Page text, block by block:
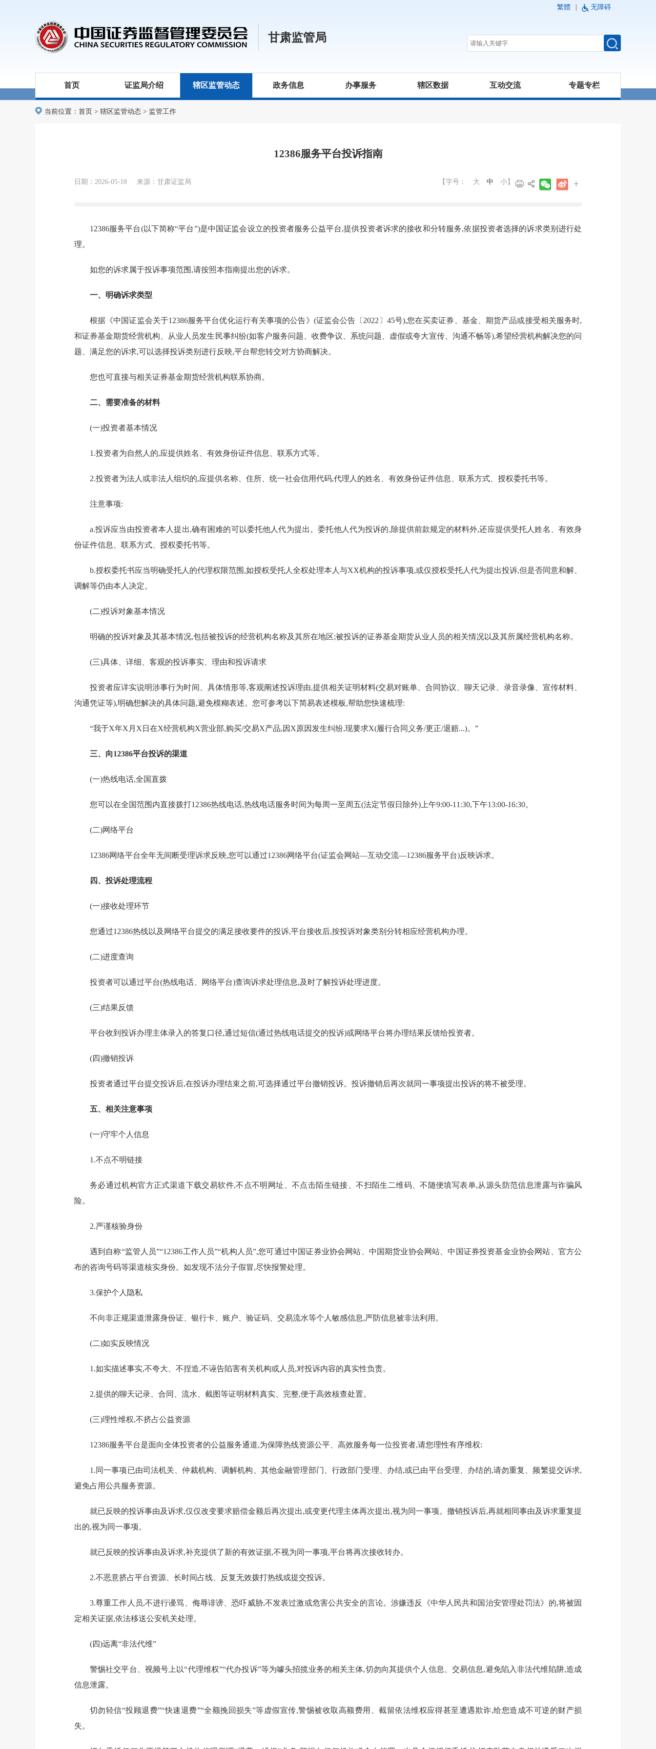
繁體 无障碍
甘肃监管局
首页 证监局介绍 辖区监管动态 政务信息 办事服务 辖区数据 互动交流 专题专栏
当前位置： 首页 > 辖区监管动态 > 监管工作
12386服务平台投诉指南
日期：2026-05-18 来源：甘肃证监局 【字号： 大 中 小 】
12386服务平台(以下简称“平台”)是中国证监会设立的投资者服务公益平台,提供投资者诉求的接收和分转服务,依据投资者选择的诉求类别进行处
理。
如您的诉求属于投诉事项范围,请按照本指南提出您的诉求。
一、明确诉求类型
根据 《中国证监会关于12386服务平台优化运行有关事项的公告》 (证监会公告 〔2022 〕 45号),您在买卖证券、基金、期货产品或接受相关服务时,
和证券基金期货经营机构、从业人员发生民事纠纷(如客户服务问题、收费争议、 系统问题、 虚假或夸大宣传、 沟通不畅等),希望经营机构解决您的问
题、满足您的诉求,可以选择投诉类别进行反映,平台帮您转交对方协商解决。
您也可直接与相关证券基金期货经营机构联系协商。
二、需要准备的材料
(一)投资者基本情况
1.投资者为自然人的,应提供姓名、有效身份证件信息、联系方式等。
2.投资者为法人或非法人组织的,应提供名称、住所、统一社会信用代码,代理人的姓名、有效身份证件信息、联系方式、授权委托书等。
注意事项:
a.投诉应当由投资者本人提出,确有困难的可以委托他人代为提出。委托他人代为投诉的,除提供前款规定的材料外,还应提供受托人姓名、有效身
份证件信息、联系方式、授权委托书等。
b.授权委托书应当明确受托人的代理权限范围,如授权受托人全权处理本人与XX机构的投诉事项,或仅授权受托人代为提出投诉,但是否同意和解、
调解等仍由本人决定。
(二)投诉对象基本情况
明确的投诉对象及其基本情况,包括被投诉的经营机构名称及其所在地区;被投诉的证券基金期货从业人员的相关情况以及其所属经营机构名称。
(三)具体、详细、客观的投诉事实、理由和投诉请求
投资者应详实说明涉事行为时间、具体情形等,客观阐述投诉理由,提供相关证明材料(交易对账单、合同协议、聊天记录、录音录像、宣传材料、
沟通凭证等),明确想解决的具体问题,避免模糊表述。 您可参考以下简易表述模板,帮助您快速梳理:
“我于X年X月 X日在X经营机构X营业部,购买/交易X产品,因X原因发生纠纷,现要求X(履行合同义务/更正/退赔...)。 ”
三、向12386平台投诉的渠道
(一)热线电话,全国直拨
您可以在全国范围内直接拨打12386热线电话,热线电话服务时间为每周一至周五(法定节假日除外)上午9:00-11:30,下午13:00-16:30。
(二)网络平台
12386网络平台全年无间断受理诉求反映,您可以通过12386网络平台(证监会网站—互动交流—12386服务平台)反映诉求。
四、投诉处理流程
(一)接收处理环节
您通过12386热线以及网络平台提交的满足接收要件的投诉,平台接收后,按投诉对象类别分转相应经营机构办理。
(二)进度查询
投资者可以通过平台(热线电话、网络平台)查询诉求处理信息,及时了解投诉处理进度。
(三)结果反馈
平台收到投诉办理主体录入的答复口径,通过短信(通过热线电话提交的投诉)或网络平台将办理结果反馈给投资者。
(四)撤销投诉
投资者通过平台提交投诉后,在投诉办理结束之前,可选择通过平台撤销投诉。 投诉撤销后再次就同一事项提出投诉的将不被受理。
五、相关注意事项
(一)守牢个人信息
1.不点不明链接
务必通过机构官方正式渠道下载交易软件,不点不明网址、不点击陌生链接、不扫陌生二维码、不随便填写表单,从源头防范信息泄露与诈骗风
险。
2.严谨核验身份
遇到自称“监管人员”“12386工作人员”“机构人员”,您可通过中国证券业协会网站、中国期货业协会网站、中国证券投资基金业协会网站、官方公
布的咨询号码等渠道核实身份。如发现不法分子假冒,尽快报警处理。
3.保护个人隐私
不向非正规渠道泄露身份证、银行卡、账户、验证码、交易流水等个人敏感信息,严防信息被非法利用。
(二)如实反映情况
1.如实描述事实,不夸大、不捏造,不诬告陷害有关机构或人员,对投诉内容的真实性负责。
2.提供的聊天记录、合同、流水、截图等证明材料真实、完整,便于高效核查处置。
(三)理性维权,不挤占公益资源
12386服务平台是面向全体投资者的公益服务通道,为保障热线资源公平、高效服务每一位投资者,请您理性有序维权:
1.同一事项已由司法机关、仲裁机构、调解机构、其他金融管理部门、行政部门受理、办结,或已由平台受理、办结的,请勿重复、频繁提交诉求,
避免占用公共服务资源。
就已反映的投诉事由及诉求,仅仅改变要求赔偿金额后再次提出,或变更代理主体再次提出,视为同一事项。撤销投诉后,再就相同事由及诉求重复提
出的,视为同一事项。
就已反映的投诉事由及诉求,补充提供了新的有效证据,不视为同一事项,平台将再次接收转办。
2.不恶意挤占平台资源、长时间占线、反复无效拨打热线或提交投诉。
3.尊重工作人员,不进行谩骂、侮辱诽谤、恐吓威胁,不发表过激或危害公共安全的言论。涉嫌违反《中华人民共和国治安管理处罚法》的,将被固
定相关证据,依法移送公安机关处理。
(四)远离“非法代维”
警惕社交平台、视频号上以“代理维权”“代办投诉”等为噱头招揽业务的相关主体,切勿向其提供个人信息、交易信息,避免陷入非法代维陷阱,造成
信息泄露。
切勿轻信“投顾退费”“快速退费”“全额挽回损失”等虚假宣传,警惕被收取高额费用、截留依法维权应得甚至遭遇欺诈,给您造成不可逆的财产损
失。